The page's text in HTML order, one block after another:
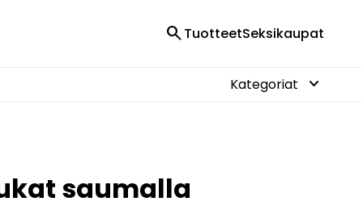
searchTuotteetSeksikaupat
Kategoriat keyboard_arrow_down
saumalla